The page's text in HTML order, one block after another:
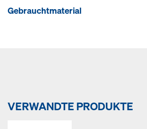
Gebrauchtmaterial
VERWANDTE PRODUKTE